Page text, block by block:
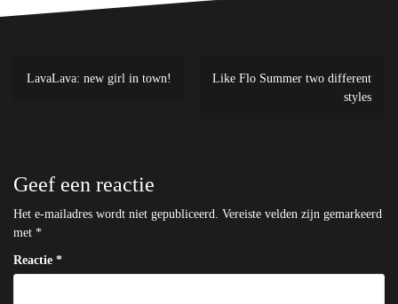
Bericht
LavaLava: new girl in town!
Like Flo Summer two different
styles
Geef een reactie
Het e-mailadres wordt niet gepubliceerd. Vereiste velden zijn gemarkeerd
met *
Reactie *